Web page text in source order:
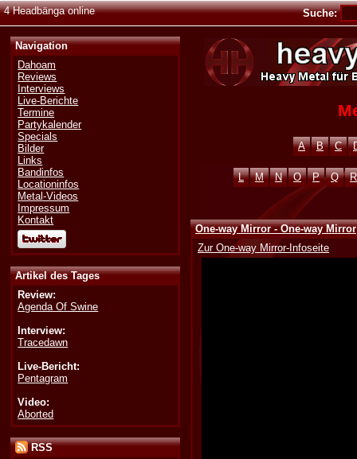
4 Headbänga online Suche:
Navigation
Dahoam
Reviews
Interviews
Live-Berichte
Termine
Partykalender
Specials
Bilder
Links
Bandinfos
Locationinfos
Metal-Videos
Impressum
Kontakt
Artikel des Tages
Review:
Agenda Of Swine
Interview:
Tracedawn
Live-Bericht:
Pentagram
Video:
Aborted
RSS
A B C
L M N O P Q R
One-way Mirror - One-way Mirror
Zur One-way Mirror-Infoseite